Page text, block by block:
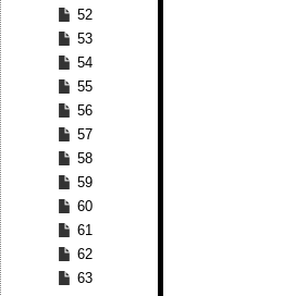
52
53
54
55
56
57
58
59
60
61
62
63